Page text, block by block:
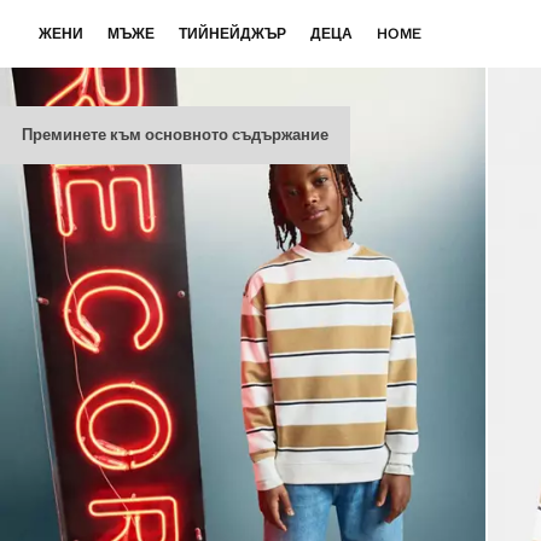
Преминете към основното съдържание
ЖЕНИ МЪЖЕ ТИЙНЕЙДЖЪР ДЕЦА HOME